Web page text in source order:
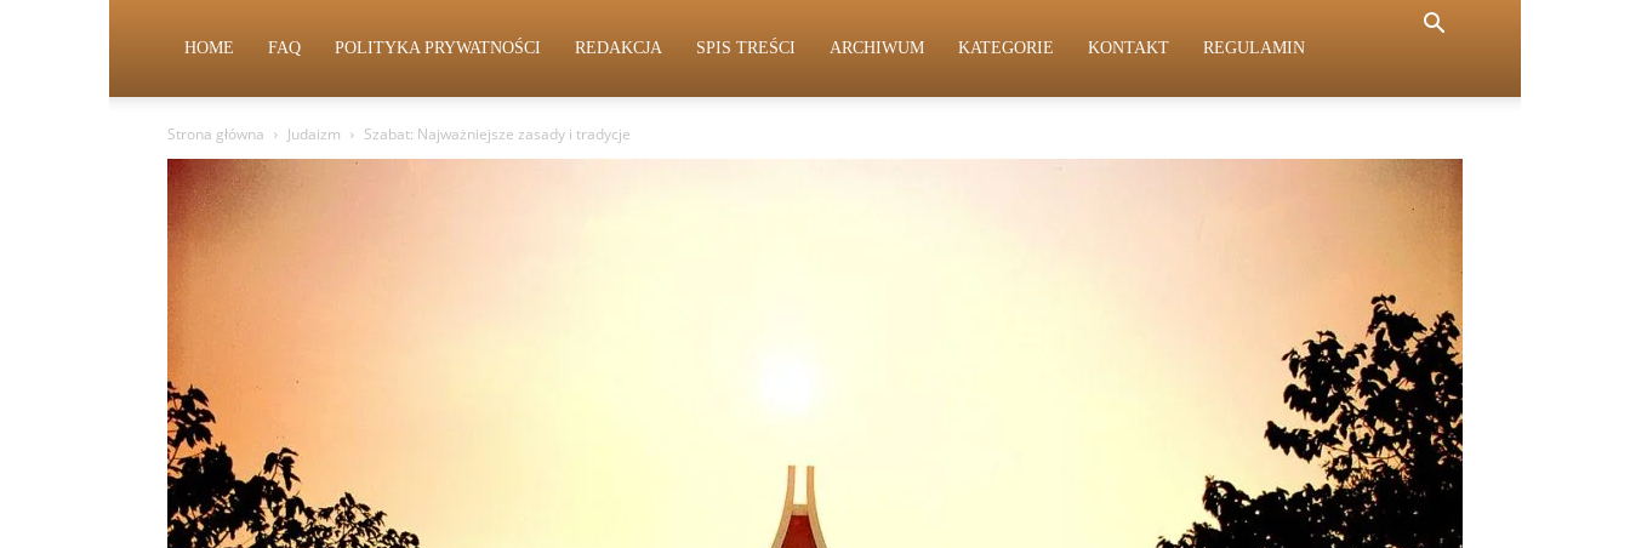
HOME FAQ POLITYKA PRYWATNOŚCI REDAKCJA SPIS TREŚCI ARCHIWUM KATEGORIE KONTAKT REGULAMIN
Strona główna Judaizm Szabat: Najważniejsze zasady i tradycje